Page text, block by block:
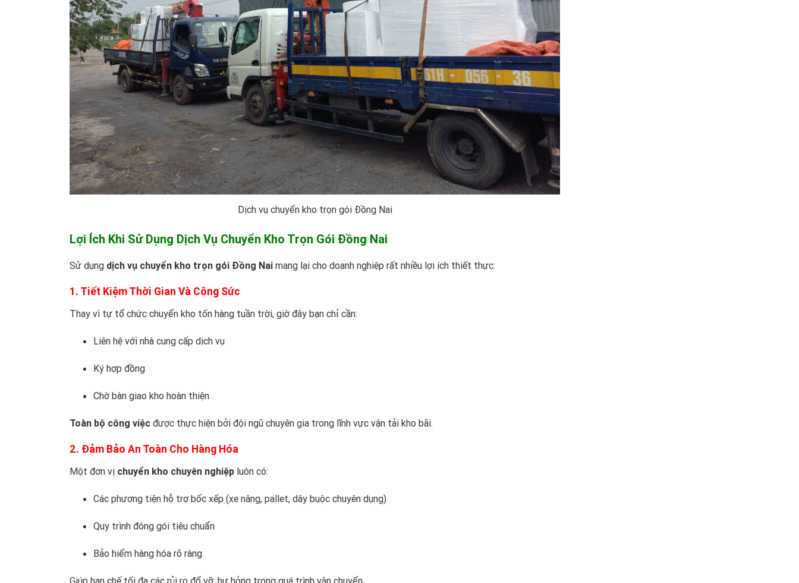
Dịch vụ chuyển kho trọn gói Đồng Nai
Lợi Ích Khi Sử Dụng Dịch Vụ Chuyển Kho Trọn Gói Đồng Nai
Sử dụng dịch vụ chuyển kho trọn gói Đồng Nai mang lại cho doanh nghiệp rất nhiều lợi ích thiết thực:
1. Tiết Kiệm Thời Gian Và Công Sức
Thay vì tự tổ chức chuyển kho tốn hàng tuần trời, giờ đây bạn chỉ cần:
Liên hệ với nhà cung cấp dịch vụ
Ký hợp đồng
Chờ bàn giao kho hoàn thiện
Toàn bộ công việc được thực hiện bởi đội ngũ chuyên gia trong lĩnh vực vận tải kho bãi.
2. Đảm Bảo An Toàn Cho Hàng Hóa
Một đơn vị chuyển kho chuyên nghiệp luôn có:
Các phương tiện hỗ trợ bốc xếp (xe nâng, pallet, dây buộc chuyên dụng)
Quy trình đóng gói tiêu chuẩn
Bảo hiểm hàng hóa rõ ràng
Giúp hạn chế tối đa các rủi ro đổ vỡ, hư hỏng trong quá trình vận chuyển.